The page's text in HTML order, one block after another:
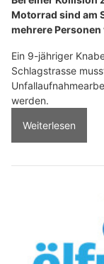
Motorrad sind am
mehrere
Ein 9-jähriger
Schlagstrasse
werden.
Weiterlesen